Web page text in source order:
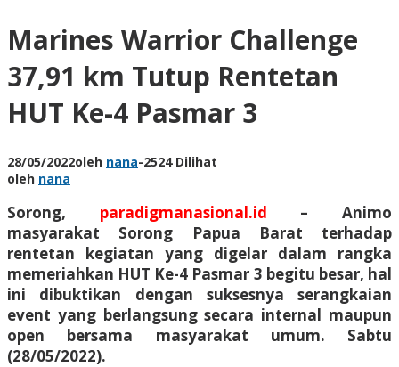
Marines Warrior Challenge
37,91 km Tutup Rentetan
HUT Ke-4 Pasmar 3
28/05/2022oleh nana-2524 Dilihat
oleh nana
Sorong, paradigmanasional.id – Animo
masyarakat Sorong Papua Barat terhadap
rentetan kegiatan yang digelar dalam rangka
memeriahkan HUT Ke-4 Pasmar 3 begitu besar, hal
ini dibuktikan dengan suksesnya serangkaian
event yang berlangsung secara internal maupun
open bersama masyarakat umum. Sabtu
(28/05/2022).